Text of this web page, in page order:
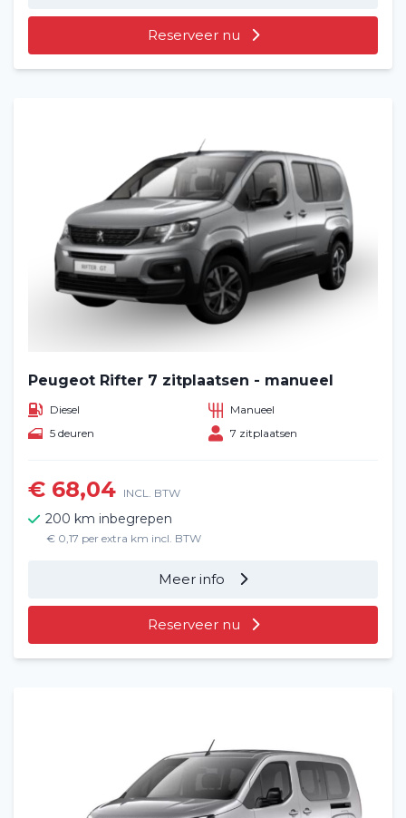
Reserveer nu
Peugeot Rifter 7 zitplaatsen - manueel
Diesel
Manueel
5 deuren
7 zitplaatsen
€ 68,04 INCL. BTW
200 km inbegrepen
€ 0,17 per extra km incl. BTW
Meer info
Reserveer nu